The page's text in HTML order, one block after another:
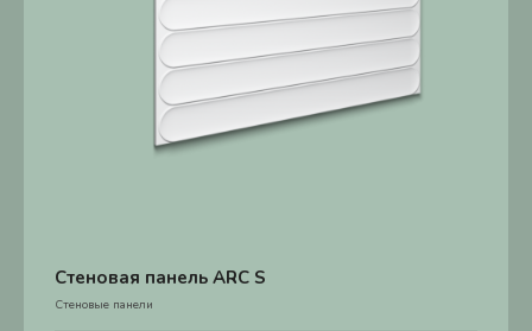
Стеновая панель ARC S
Стеновые панели